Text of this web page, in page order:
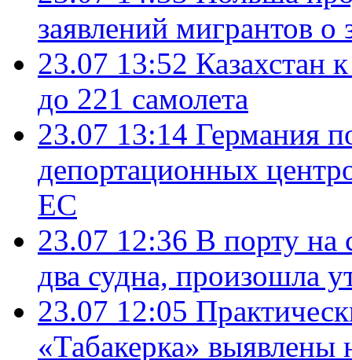
заявлений мигрантов
23.07 13:52 Казахстан
до 221 самолета
23.07 13:14 Германия
депортационных
ЕС
23.07 12:36 В порту на
два судна, произошла
23.07 12:05
«Табакерка»